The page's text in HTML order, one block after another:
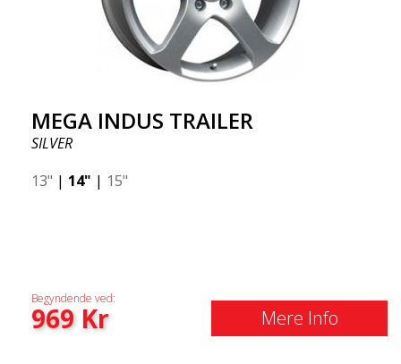
MEGA INDUS TRAILER
SILVER
13" | 14" | 15"
Begyndende ved:
969Kr Mere Info